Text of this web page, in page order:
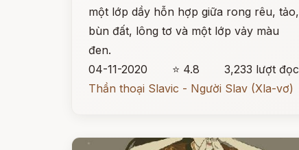
một lớp dầy hỗn hợp giữa rong rêu, tảo,
bùn đất, lông tơ và một lớp vảy màu
đen.
04-11-2020
⭐ 4.8
3,233 lượt đọc
Thần thoại Slavic - Người Slav (Xla-vơ)